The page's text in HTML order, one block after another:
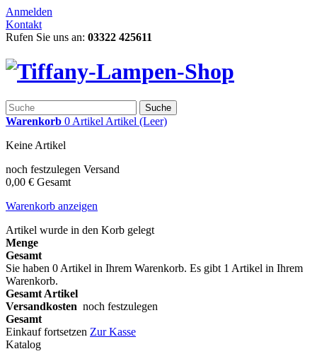
Anmelden
Kontakt
Rufen Sie uns an: 03322 425611
Suche
Warenkorb 0 Artikel Artikel (Leer)
Keine Artikel
noch festzulegen Versand
0,00 € Gesamt
Warenkorb anzeigen
Artikel wurde in den Korb gelegt
Menge
Gesamt
Sie haben 0 Artikel in Ihrem Warenkorb. Es gibt 1 Artikel in Ihrem
Warenkorb.
Gesamt Artikel
Versandkosten noch festzulegen
Gesamt
Einkauf fortsetzen Zur Kasse
Katalog